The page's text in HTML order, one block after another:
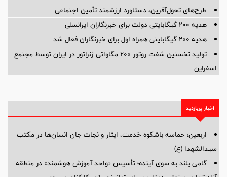
طرح‌های تحول‌آفرین، دستاورد ارزشمند تأمین اجتماعی
هدیه ۲۰۰ گیگابایتی دولت برای خبرنگاران ایرانسلی
هدیه ۲۰۰ گیگابایتی همراه اول برای خبرنگاران فعال شد
تولید نخستین شفت روتور ۲۰۰ مگاواتی ژنراتور در ایران توسط مجتمع
اسفراین
اخبار پربازدید
اربعین؛ حماسه باشکوه خدمت، ایثار و نجات جان انسان‌ها در مکتب
سیدالشهدا (ع)
گامی بلند به سوی آینده؛ تأسیس «واحد آموزش هوشمند» در منطقه